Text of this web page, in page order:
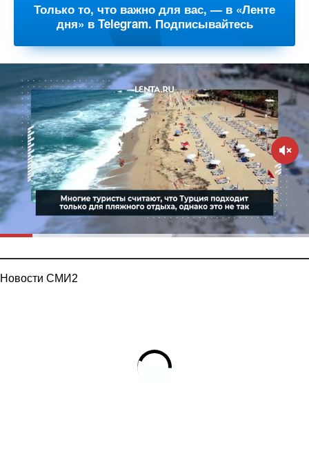
Только то, что важно для вас, — в «Ленте
дня» в Telegram. Подписывайтесь
Новости СМИ2